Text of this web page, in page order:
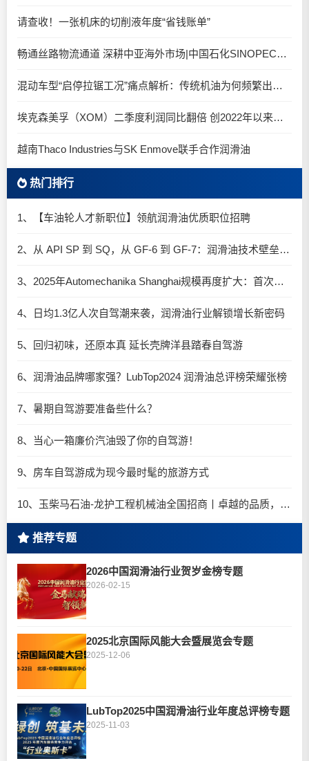
请查收！一张机床的切削液年度“省钱账单”
畅通丝路物流通道 深耕中亚海外市场|中国石化SINOPEC润滑油北京-阿拉木图图定班列顺利抵达
混动车型“启停拉锯工况”痛点解析：传统机油为何频繁出现油泥堆积？
埃克森美孚（XOM）二季度利润同比翻倍 创2022年以来新高
越南Thaco Industries与SK Enmove联手合作润滑油
热门排行
1、【车油轮人才新职位】领航润滑油优质职位招聘
2、从 API SP 到 SQ，从 GF-6 到 GF-7：润滑油技术壁垒再升高，你准备好了吗？
3、2025年Automechanika Shanghai规模再度扩大：首次启用国家会展中心（上海）全部15个展馆
4、日均1.3亿人次自驾潮来袭，润滑油行业解锁增长新密码​
5、回归初味，还原本真 延长壳牌洋县踏春自驾游
6、润滑油品牌哪家强？LubTop2024 润滑油总评榜荣耀张榜
7、暑期自驾游要准备些什么？
8、当心一箱廉价汽油毁了你的自驾游！
9、房车自驾游成为现今最时髦的旅游方式
10、玉柴马石油-龙护工程机械油全国招商丨卓越的品质，专业的品牌！
推荐专题
2026中国润滑油行业贺岁金榜专题
2026-02-15
2025北京国际风能大会暨展览会专题
2025-12-06
LubTop2025中国润滑油行业年度总评榜专题
2025-11-03